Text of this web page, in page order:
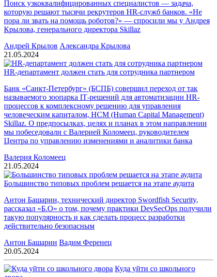
Поиск узкоквалифицированных специалистов — задача,
которую решают тысячи рекрутеров HR-служб банков. «Не
пора ли звать на помощь роботов?» — спросили мы у Андрея
Крылова, генерального директора Skillaz
Андрей Крылов Александра Крылова
21.05.2024
HR-департамент должен стать для сотрудника партнером
Банк «Санкт-Петербург» (БСПБ) совершил переход от так
называемого зоопарка IТ-решений для автоматизации HR-
процессов к комплексному решению для управления
человеческим капиталом, HCM (Human Capital Management)
Skillaz. О предпосылках, целях и планах в этом направлении
мы побеседовали с Валерией Коломеец, руководителем
Центра по управлению изменениями и аналитики банка
Валерия Коломеец
21.05.2024
Большинство типовых проблем решается на этапе аудита
Антон Башарин, технический директор Swordfish Security,
рассказал «Б.О» о том, почему практики DevSecOps получили
такую популярность и как сделать процесс разработки
действительно безопасным
Антон Башарин Вадим Ференец
20.05.2024
Куда уйти со школьного